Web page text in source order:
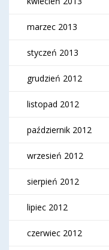
marzec 2013
styczeń 2013
grudzień 2012
listopad 2012
październik 2012
wrzesień 2012
sierpień 2012
lipiec 2012
czerwiec 2012